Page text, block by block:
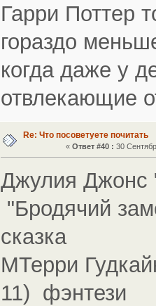
Гарри Поттер
гораздо
когда даже у
отвлекающие
Re: Что посоветуете почитать
«Ответ #40 : 30
Джулия Джонс
"Бродячий
сказка
МТерри
11) фэнтези